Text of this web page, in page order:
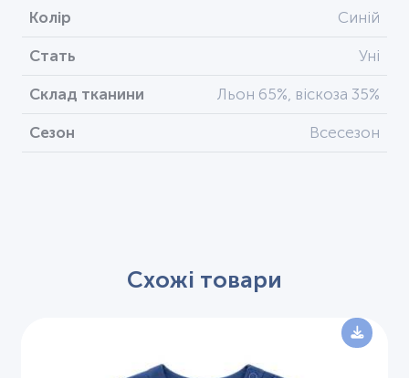
Колір Синій
Стать Уні
Склад тканини Льон 65%, віскоза 35%
Сезон Всесезон
Схожі товари